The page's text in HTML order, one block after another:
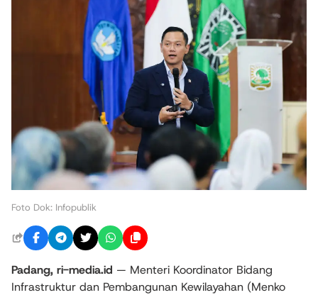
Foto Dok: Infopublik
Padang, ri-media.id — Menteri Koordinator Bidang
Infrastruktur dan Pembangunan Kewilayahan (Menko